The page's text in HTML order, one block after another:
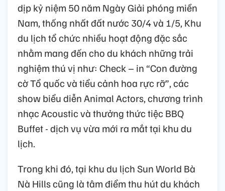
dịp kỷ niệm 50 năm Ngày Giải phóng miền
Nam, thống nhất đất nước 30/4 và 1/5, Khu
du lịch tổ chức nhiều hoạt động đặc sắc
nhằm mang đến cho du khách những trải
nghiệm thú vị như: Check – in “Con đường
cờ Tổ quốc và tiểu cảnh hoa rực rỡ”, các
show biểu diễn Animal Actors, chương trình
nhạc Acoustic và thưởng thức tiệc BBQ
Buffet - dịch vụ vừa mới ra mắt tại khu du
lịch.
Trong khi đó, tại khu du lịch Sun World Bà
Nà Hills cũng là tâm điểm thu hút du khách